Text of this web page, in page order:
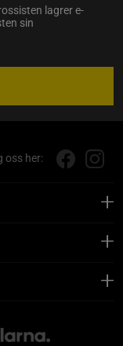
lagrer e-
sin
oss her: